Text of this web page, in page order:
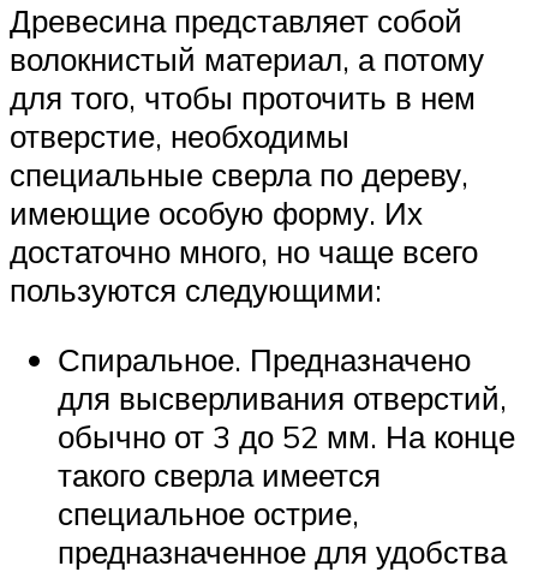
Древесина представляет собой
волокнистый материал, а потому
для того, чтобы проточить в нем
отверстие, необходимы
специальные сверла по дереву,
имеющие особую форму. Их
достаточно много, но чаще всего
пользуются следующими:
Спиральное. Предназначено
для высверливания отверстий,
обычно от 3 до 52 мм. На конце
такого сверла имеется
специальное острие,
предназначенное для удобства